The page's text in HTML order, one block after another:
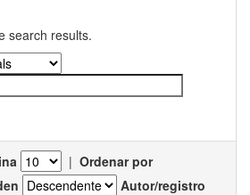
search results.
| Ordenar por
Autor/registro